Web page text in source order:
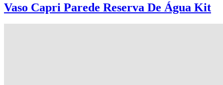
Vaso Capri Parede Reserva De Água Kit